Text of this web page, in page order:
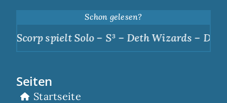
Schon gelesen?
spielt Solo – S³ – Deth Wizards – Dunkle
Seiten
Startseite